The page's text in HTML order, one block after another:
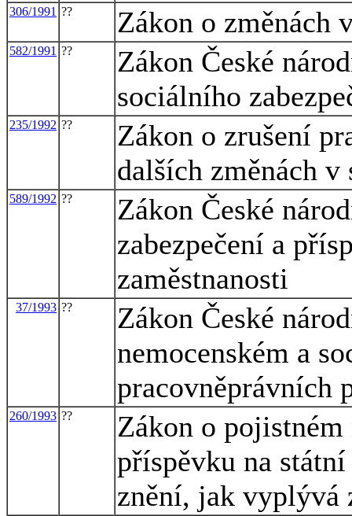
306/1991 ?? Zákon o změnách
582/1991 ??
Zákon České
sociálního
235/1992 ??
Zákon o zrušení
dalších změnách
589/1992 ??
Zákon České
zabezpečení a
zaměstnanosti
37/1993 ??
Zákon České
nemocenském a
pracovněprávních
260/1993 ??
Zákon o pojistném
příspěvku na
znění, jak vyplývá